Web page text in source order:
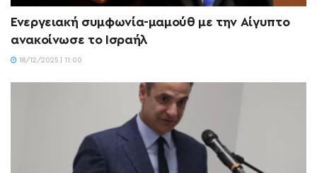
Ενεργειακή συμφωνία-μαμούθ με την Αίγυπτο
ανακοίνωσε το Ισραήλ
18/12/2025 | 11:00